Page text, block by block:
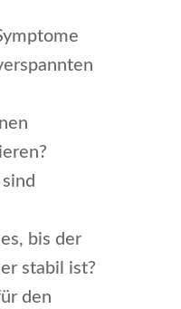
bis der
stabil ist?
den